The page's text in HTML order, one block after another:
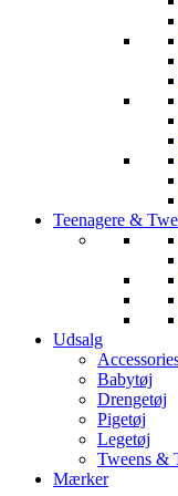
Teenagere &
Udsalg
Babytøj
Drengetøj
Pigetøj
Legetøj
Tweens &
Mærker